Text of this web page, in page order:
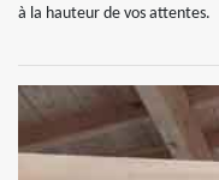
à la hauteur de vos attentes.